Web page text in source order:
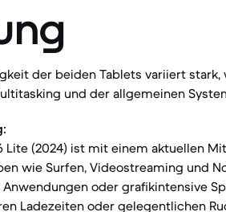
der beiden Tablets variiert
und der allgemeinen
Lite (2024) ist mit einem aktuellen
wie Surfen, Videostreaming und
oder grafikintensive
Ladezeiten oder gelegentlichen